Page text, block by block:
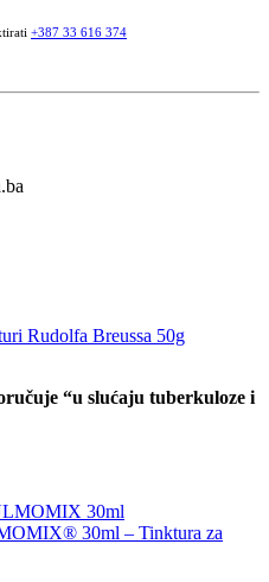
+387 33 616 374
Rudolfa Breussa 50g
“u slućaju tuberkuloze i
30ml – Tinktura za